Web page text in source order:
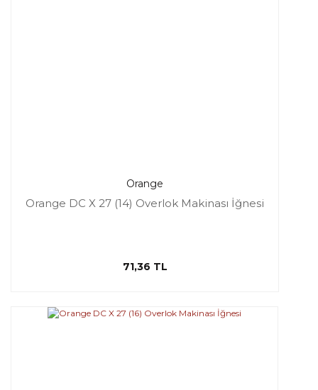
Orange
Orange DC X 27 (14) Overlok Makinası İğnesi
71,36 TL